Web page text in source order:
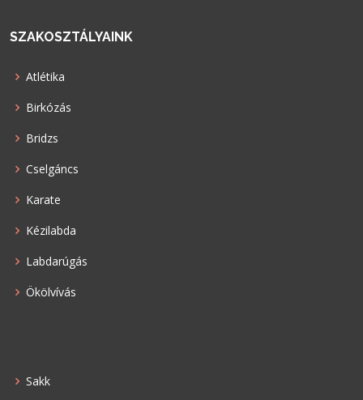
SZAKOSZTÁLYAINK
Atlétika
Birkózás
Bridzs
Cselgáncs
Karate
Kézilabda
Labdarúgás
Ökölvívás
Sakk